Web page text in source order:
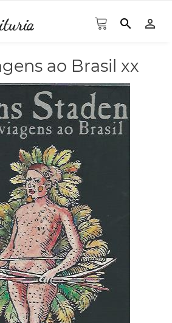
search person_outline
ao Brasil xx